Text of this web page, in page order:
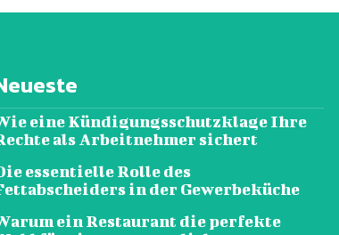
eine Kündigungsschutzklage Ihre
als Arbeitnehmer sichert
essentielle Rolle des
in der Gewerbeküche
ein Restaurant die perfekte